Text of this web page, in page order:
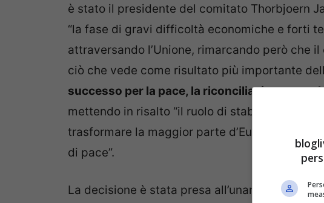
è stato il presidente del comitato Thorbjoern
“la fase di gravi difficoltà economiche e forti
attraversando l’Unione, rimarcando però che
ciò che vede come risultato più importante
successo per la pace, la riconciliazione e per
mettendo in risalto “il ruolo di stabilizzazione
trasformare la maggior parte d’Europa da un
di pace”.
La decisione è stata presa all’unanimità dal